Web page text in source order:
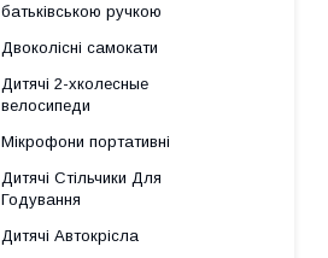
батьківською ручкою
Двоколісні самокати
Дитячі 2-хколесные
велосипеди
Мікрофони портативні
Дитячі Стільчики Для
Годування
Дитячі Автокрісла